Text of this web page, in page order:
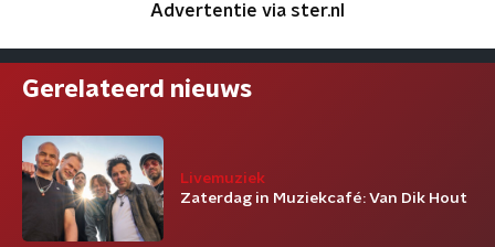
Advertentie via ster.nl
Gerelateerd nieuws
Livemuziek
Zaterdag in Muziekcafé: Van Dik Hout